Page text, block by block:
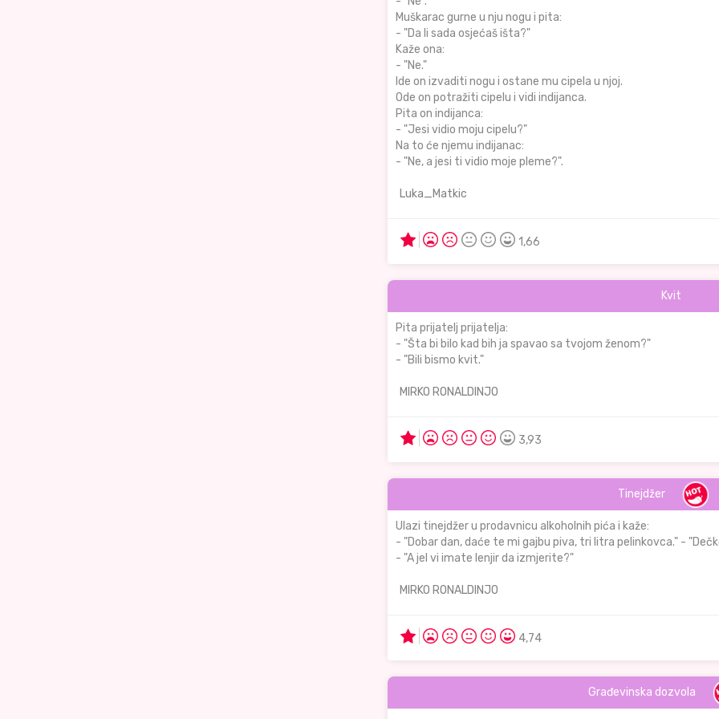
Muškarac gurne u nju nogu i pita:
- "Da li sada osjećaš išta?"
Kaže ona:
- "Ne."
Ide on izvaditi nogu i ostane mu cipela u njoj.
Ode on potražiti cipelu i vidi indijanca.
Pita on indijanca:
- "Jesi vidio moju cipelu?"
Na to će njemu indijanac:
- "Ne, a jesi ti vidio moje pleme?".
Luka_Matkic
1,66
Kvit
Pita prijatelj prijatelja:
- "Šta bi bilo kad bih ja spavao sa tvojom ženom?"
- "Bili bismo kvit."
MIRKO RONALDINJO
3,93
Tinejdžer
Ulazi tinejdžer u prodavnicu alkoholnih pića i kaže:
- "Dobar dan, daće te mi gajbu piva, tri litra pelinkovca." -
- "A jel vi imate lenjir da izmjerite?"
MIRKO RONALDINJO
4,74
Građevinska dozvola